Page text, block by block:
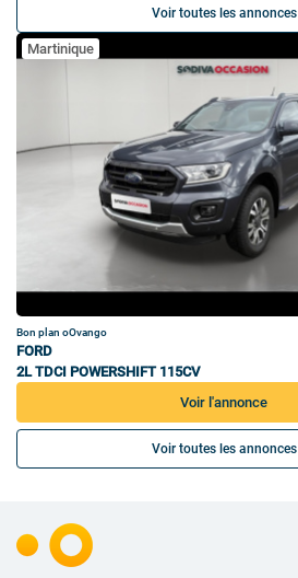
Voir toutes les annonces
Martinique
Bon plan oOvango
FORD
2L TDCI POWERSHIFT 115CV
Voir l'annonce
Voir toutes les annonces